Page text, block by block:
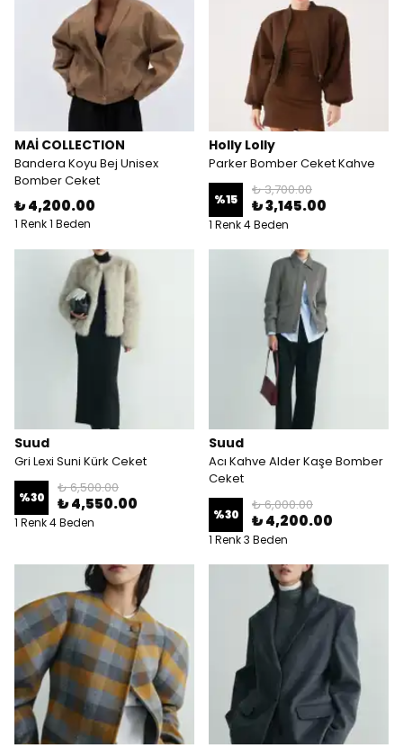
MAİ COLLECTION
Bandera Koyu Bej Unisex
Bomber Ceket
₺ 4,200.00
1 Renk 1 Beden
Holly Lolly
Parker Bomber Ceket Kahve
%15
₺ 3,700.00
₺ 3,145.00
1 Renk 4 Beden
Suud
Gri Lexi Suni Kürk Ceket
%30
₺ 6,500.00
₺ 4,550.00
1 Renk 4 Beden
Suud
Acı Kahve Alder Kaşe Bomber
Ceket
%30
₺ 6,000.00
₺ 4,200.00
1 Renk 3 Beden